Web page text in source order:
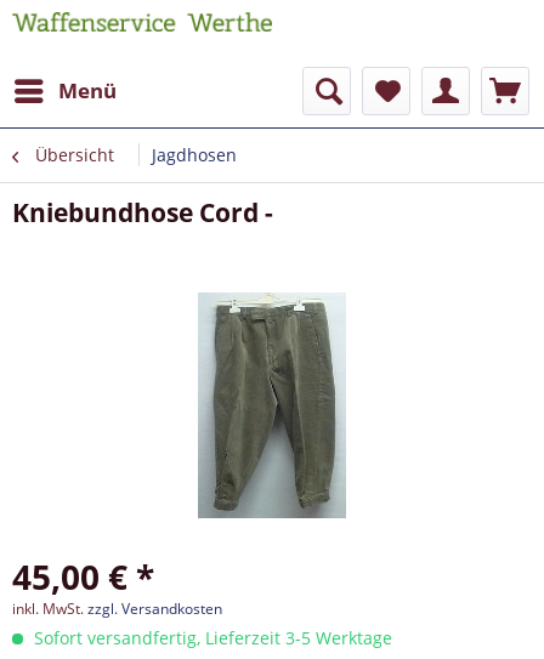
Menü
Übersicht Jagdhosen
Kniebundhose Cord -
45,00 € *
inkl. MwSt.zzgl. Versandkosten
Sofort versandfertig, Lieferzeit 3-5 Werktage